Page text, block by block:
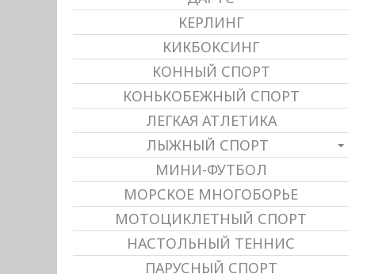
КЕРЛИНГ
КИКБОКСИНГ
КОННЫЙ СПОРТ
КОНЬКОБЕЖНЫЙ СПОРТ
ЛЕГКАЯ АТЛЕТИКА
ЛЫЖНЫЙ СПОРТ
МИНИ-ФУТБОЛ
МОРСКОЕ МНОГОБОРЬЕ
МОТОЦИКЛЕТНЫЙ СПОРТ
НАСТОЛЬНЫЙ ТЕННИС
ПАРУСНЫЙ СПОРТ